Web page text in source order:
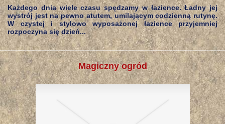
Każdego dnia wiele czasu spędzamy w łazience. Ładny jej
wystrój jest na pewno atutem, umilającym codzienną rutynę.
W czystej i stylowo wyposażonej łazience przyjemniej
rozpoczyna się dzień...
Magiczny ogród